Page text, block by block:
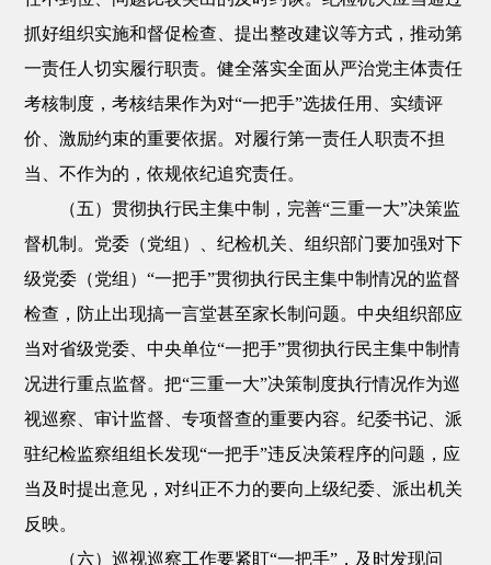
抓好组织实施和督促检查、提出整改建议等方式，推动第
一责任人切实履行职责。健全落实全面从严治党主体责任
考核制度，考核结果作为对“一把手”选拔任用、实绩评
价、激励约束的重要依据。对履行第一责任人职责不担
当、不作为的，依规依纪追究责任。
（五）贯彻执行民主集中制，完善“三重一大”决策监
督机制。党委（党组）、纪检机关、组织部门要加强对下
级党委（党组）“一把手”贯彻执行民主集中制情况的监督
检查，防止出现搞一言堂甚至家长制问题。中央组织部应
当对省级党委、中央单位“一把手”贯彻执行民主集中制情
况进行重点监督。把“三重一大”决策制度执行情况作为巡
视巡察、审计监督、专项督查的重要内容。纪委书记、派
驻纪检监察组组长发现“一把手”违反决策程序的问题，应
当及时提出意见，对纠正不力的要向上级纪委、派出机关
反映。
（六）巡视巡察工作要紧盯“一把手”，及时发现问